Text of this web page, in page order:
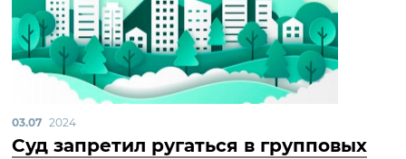
03.07 2024
Суд запретил ругаться в групповых